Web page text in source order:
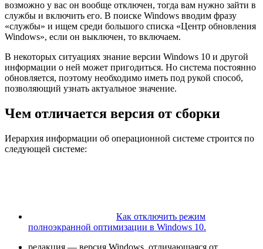
возможно у вас он вообще отключен, тогда вам нужно зайти в
службы и включить его. В поиске Windows вводим фразу
«службы» и ищем среди большого списка «Центр обновления
Windows», если он выключен, то включаем.
В некоторых ситуациях знание версии Windows 10 и другой
информации о ней может пригодиться. Но система постоянно
обновляется, поэтому необходимо иметь под рукой способ,
позволяющий узнать актуальное значение.
Чем отличается версия от сборки
Иерархия информации об операционной системе строится по
следующей системе:
Как отключить режим
полноэкранной оптимизации в Windows 10.
редакция — версия Windows, отличающаяся от